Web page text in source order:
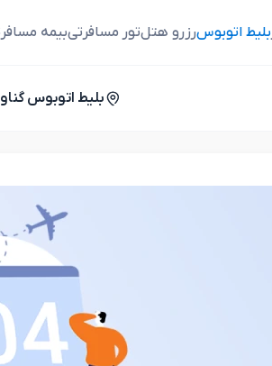
بلیط اتوبوسرزرو هتلتور مسافرتیبیمه
بلیط اتوبوس